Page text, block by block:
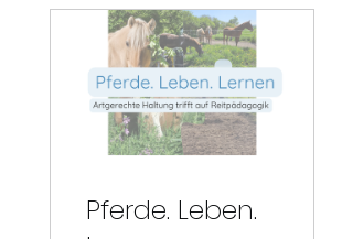
Pferde. Leben.